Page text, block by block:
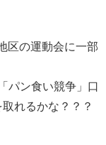
区の運動会に一部
パン食い競争」口
れるかな？？？